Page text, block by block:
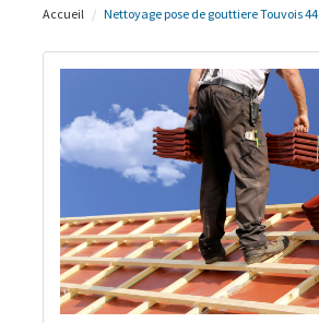
Accueil Nettoyage pose de gouttiere Touvois 44